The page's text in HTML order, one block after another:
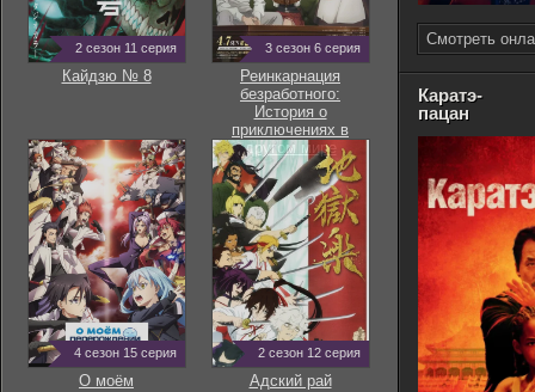
Смотреть
Каратэ-
пацан
2 сезон 11 серия
Кайдзю № 8
3 сезон 6 серия
Реинкарнация
безработного:
История о
приключениях в
другом мире
4 сезон 15 серия
О моём
2 сезон 12 серия
Адский рай